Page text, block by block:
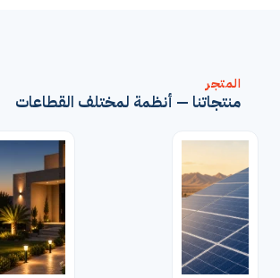
المتجر
منتجاتنا — أنظمة لمختلف القطاعات